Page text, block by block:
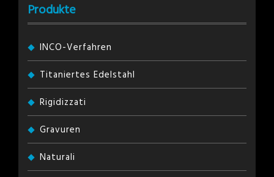
Produkte
INCO-Verfahren
Titaniertes Edelstahl
Rigidizzati
Gravuren
Naturali